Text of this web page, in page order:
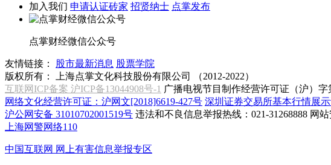
加入我们 申请认证砖家 招贤纳士 点掌发布
点掌财经微信公众号
友情链接： 股市最新消息 股票学院
版权所有：
上海点掌文化科技股份有限公司 （2012-2022）
互联网ICP备案 沪ICP备13044908号-1 广播电视节目制作经营许可证（沪）字
网络文化经营许可证：沪网文[2018]6619-427号 深圳证券交易所基本行情展
沪公网安备 31010702001519号 违法和不良信息举报热线：021-31268888 网
上海网警网络110
中国互联网 网上有害信息举报专区